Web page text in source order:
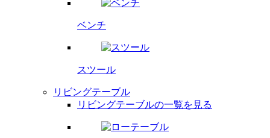
ベンチ
スツール
リビングテーブル
リビングテーブルの一覧を見る